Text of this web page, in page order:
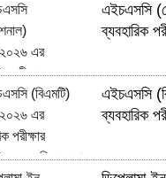
এইচএসসি
ব্যবহারিক
এইচএসসি
ব্যবহারিক